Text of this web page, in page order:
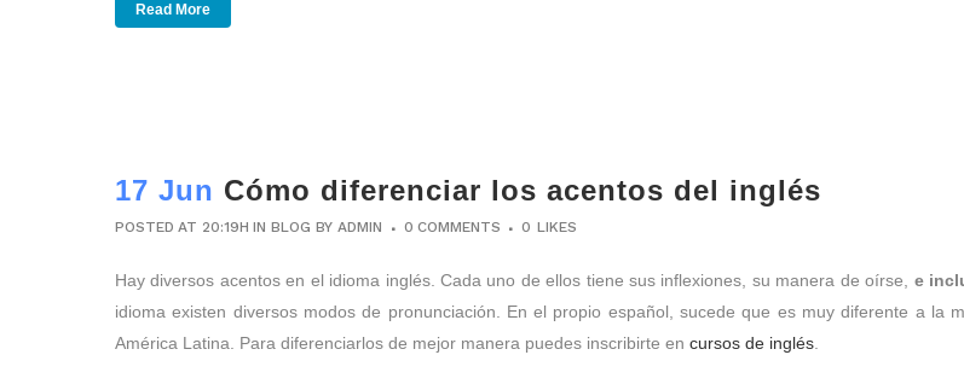
Read More
17 Jun Cómo diferenciar los acentos del inglés
POSTED AT 20:19H INBLOG BYADMIN 0 COMMENTS 0 LIKES
Hay diversos acentos en el idioma inglés. Cada uno de ellos tiene sus inflexiones, su manera de oírse, e
idioma existen diversos modos de pronunciación. En el propio español, sucede que es muy diferente a
América Latina. Para diferenciarlos de mejor manera puedes inscribirte en cursos de inglés